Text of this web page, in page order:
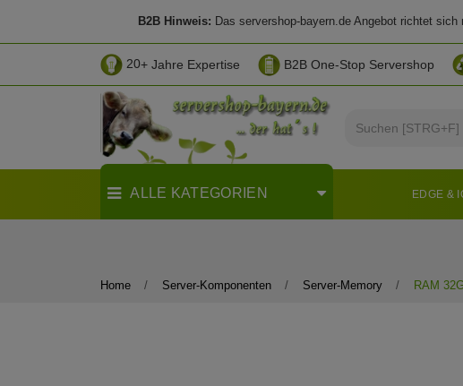
B2B Hinweis: Das servershop-bayern.de Angebot richtet
20+ Jahre Expertise B2B One-Stop Servershop
ALLE KATEGORIEN EDGE &
Home Server-Komponenten Server-Memory RAM